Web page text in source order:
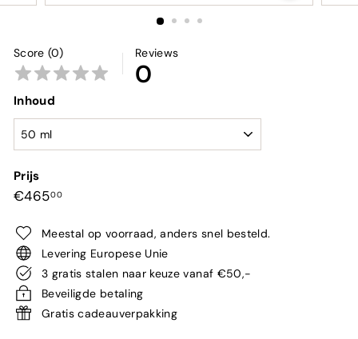
Score (0) Reviews
0
Inhoud
Prijs
Normale
€46500€465,00
Meestal op voorraad, anders snel besteld.
Levering Europese Unie
3 gratis stalen naar keuze vanaf €50,-
Beveiligde betaling
Gratis cadeauverpakking